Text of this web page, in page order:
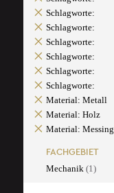
Schlagworte:
Schlagworte:
Schlagworte:
Schlagworte:
Schlagworte:
Schlagworte:
Material: Metall
Material: Holz
Material: Messing
FACHGEBIET
Mechanik (1)